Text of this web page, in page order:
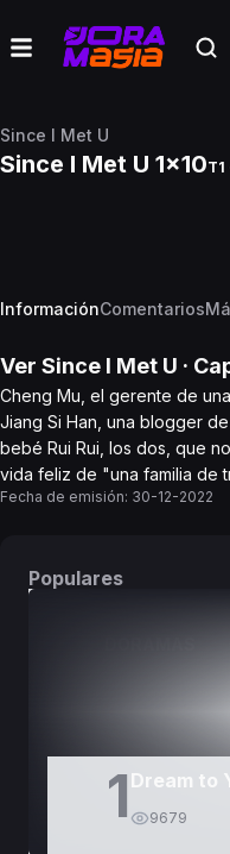
Since I Met U
Since I Met U 1x10T1
InformaciónComentarios
Ver Since I Met U ·
Cheng Mu, el gerente de
Jiang Si Han, una blogger
bebé Rui Rui, los dos, que
vida feliz de "una familia de
Fecha de emisión: 30-12-2022
Populares
1 Dream to
9679